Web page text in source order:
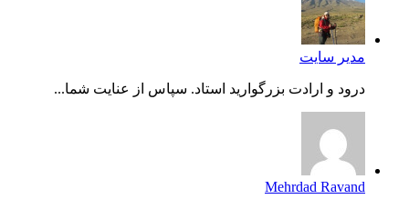
مدیر سایت
درود و ارادت بزرگوارید استاد. سپاس از عنایت شما...
Mehrdad Ravand